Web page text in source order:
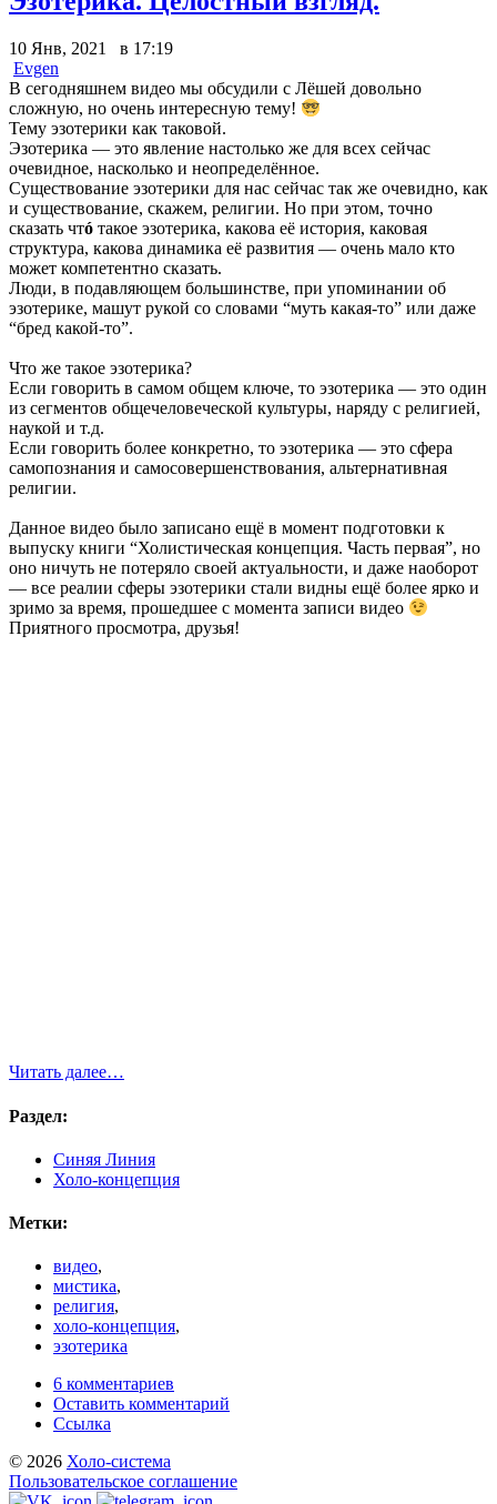
10 Янв, 2021 в 17:19
Evgen
В сегодняшнем видео мы обсудили с Лёшей довольно
сложную, но очень интересную тему!
Тему эзотерики как таковой.
Эзотерика — это явление настолько же для всех сейчас
очевидное, насколько и неопределённое.
Существование эзотерики для нас сейчас так же очевидно, как
и существование, скажем, религии. Но при этом, точно
сказать чтó такое эзотерика, какова её история, каковая
структура, какова динамика её развития — очень мало кто
может компетентно сказать.
Люди, в подавляющем большинстве, при упоминании об
эзотерике, машут рукой со словами “муть какая-то” или даже
“бред какой-то”.
Что же такое эзотерика?
Если говорить в самом общем ключе, то эзотерика — это один
из сегментов общечеловеческой культуры, наряду с религией,
наукой и т.д.
Если говорить более конкретно, то эзотерика — это сфера
самопознания и самосовершенствования, альтернативная
религии.
Данное видео было записано ещё в момент подготовки к
выпуску книги “Холистическая концепция. Часть первая”, но
оно ничуть не потеряло своей актуальности, и даже наоборот
— все реалии сферы эзотерики стали видны ещё более ярко и
зримо за время, прошедшее с момента записи видео
Приятного просмотра, друзья!
Читать далее…
Раздел:
Синяя Линия
Холо-концепция
Метки:
видео,
мистика,
религия,
холо-концепция,
эзотерика
6 комментариев
Оставить комментарий
Ссылка
© 2026 Холо-система
Пользовательское соглашение